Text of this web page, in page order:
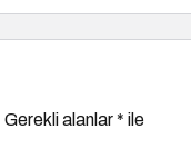
Gerekli alanlar* ile